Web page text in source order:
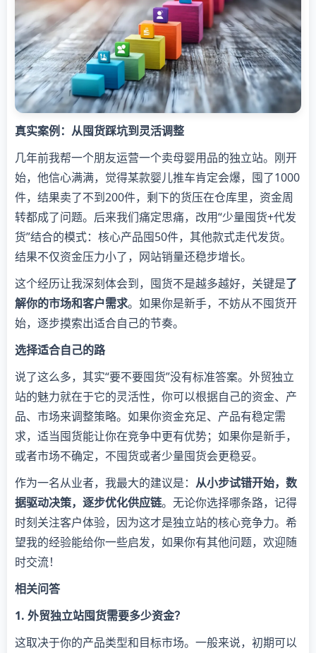
真实案例：从囤货踩坑到灵活调整
几年前我帮一个朋友运营一个卖母婴用品的独立站。刚开
始，他信心满满，觉得某款婴儿推车肯定会爆，囤了1000
件，结果卖了不到200件，剩下的货压在仓库里，资金周
转都成了问题。后来我们痛定思痛，改用“少量囤货+代发
货”结合的模式：核心产品囤50件，其他款式走代发货。
结果不仅资金压力小了，网站销量还稳步增长。
这个经历让我深刻体会到，囤货不是越多越好，关键是了
解你的市场和客户需求。如果你是新手，不妨从不囤货开
始，逐步摸索出适合自己的节奏。
选择适合自己的路
说了这么多，其实“要不要囤货”没有标准答案。外贸独立
站的魅力就在于它的灵活性，你可以根据自己的资金、产
品、市场来调整策略。如果你资金充足、产品有稳定需
求，适当囤货能让你在竞争中更有优势；如果你是新手，
或者市场不确定，不囤货或者少量囤货会更稳妥。
作为一名从业者，我最大的建议是： 从小步试错开始，数
据驱动决策，逐步优化供应链。无论你选择哪条路，记得
时刻关注客户体验，因为这才是独立站的核心竞争力。希
望我的经验能给你一些启发，如果你有其他问题，欢迎随
时交流！
相关问答
1. 外贸独立站囤货需要多少资金？
这取决于你的产品类型和目标市场。一般来说，初期可以